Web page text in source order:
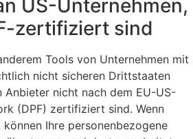
US-Unternehmen,
zertifiziert sind
Tools von Unternehmen mit
nicht sicheren Drittstaaten
Anbieter nicht nach dem EU-US-
(DPF) zertifiziert sind. Wenn
Ihre personenbezogene